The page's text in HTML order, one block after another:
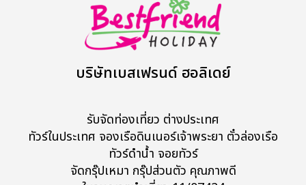
บริษัทเบสเฟรนด์ ฮอลิเดย์
รับจัดท่องเที่ยว ต่างประเทศ
ทัวร์ในประเทศ จองเรือดินเนอร์เจ้าพระยา ตั๋วล่องเรือ
ทัวร์ดำน้ำ จอยทัวร์
จัดกรุ๊ปเหมา กรุ๊ปส่วนตัว คุณภาพดี